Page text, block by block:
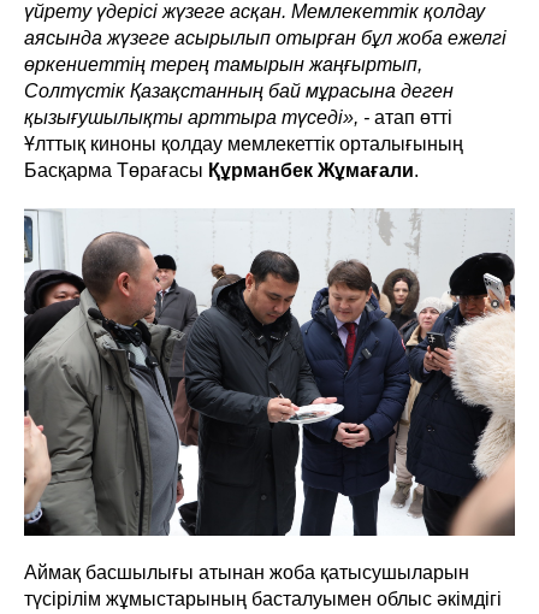
үйрету үдерісі жүзеге асқан. Мемлекеттік қолдау
аясында жүзеге асырылып отырған бұл жоба ежелгі
өркениеттің терең тамырын жаңғыртып,
Солтүстік Қазақстанның бай мұрасына деген
қызығушылықты арттыра түседі», - атап өтті
Ұлттық киноны қолдау мемлекеттік орталығының
Басқарма Төрағасы Құрманбек Жұмағали.
Аймақ басшылығы атынан жоба қатысушыларын
түсірілім жұмыстарының басталуымен облыс әкімдігі